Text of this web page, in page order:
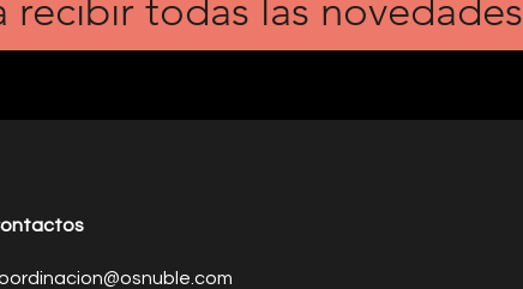
recibir todas las novedades